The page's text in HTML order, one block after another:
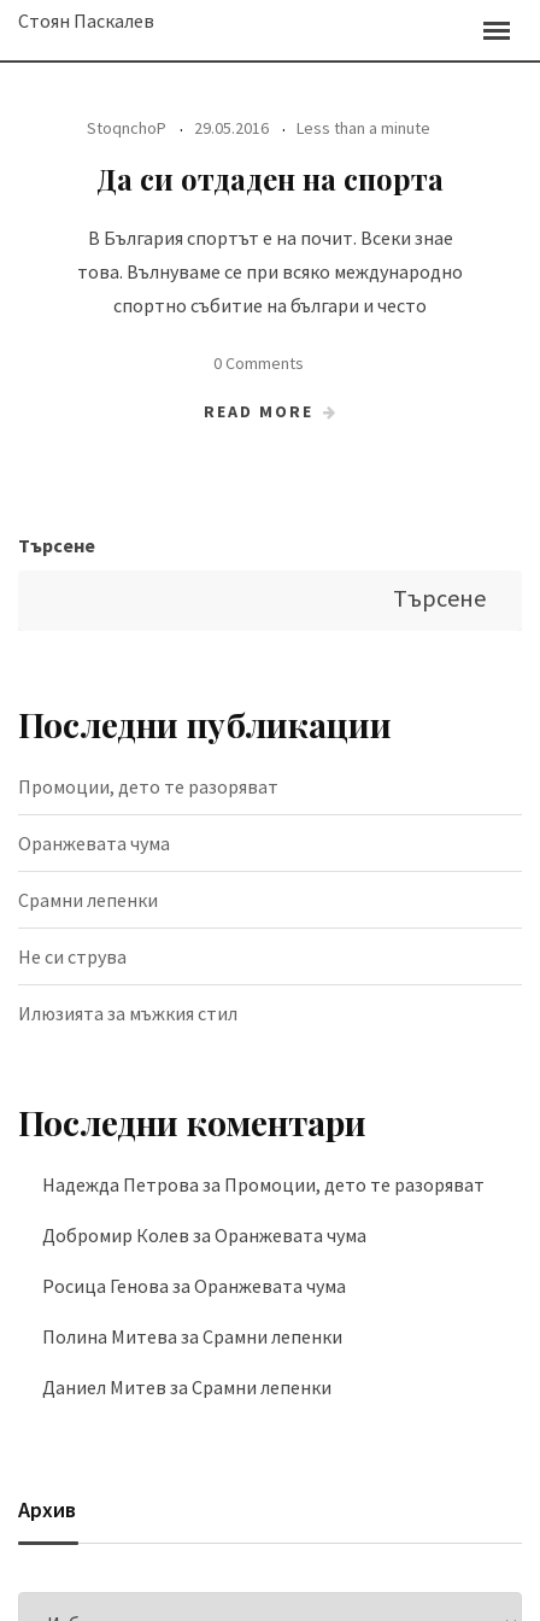
SkipСтоян Паскалев
StoqnchoP 29.05.2016 Less than a minute
Да си отдаден на спорта
В България спортът е на почит. Всеки знае
това. Вълнуваме се при всяко международно
спортно събитие на българи и често
0 Comments
READ MORE
Търсене
Търсене
Последни публикации
Промоции, дето те разоряват
Оранжевата чума
Срамни лепенки
Не си струва
Илюзията за мъжкия стил
Последни коментари
Надежда Петрова за Промоции, дето те разоряват
Добромир Колев за Оранжевата чума
Росица Генова за Оранжевата чума
Полина Митева за Срамни лепенки
Даниел Митев за Срамни лепенки
Архив
Архив